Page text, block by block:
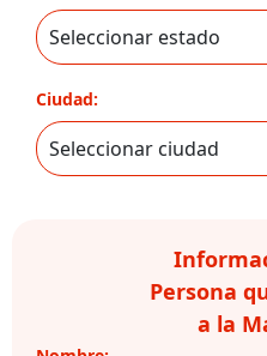
Ciudad:
Persona
a la